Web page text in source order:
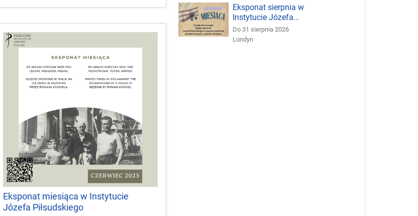
Eksponat miesiąca w Instytucie
Józefa Piłsudskiego
Eksponat sierpnia w
Instytucie Józefa...
Do 31 sierpnia 2026
Londyn